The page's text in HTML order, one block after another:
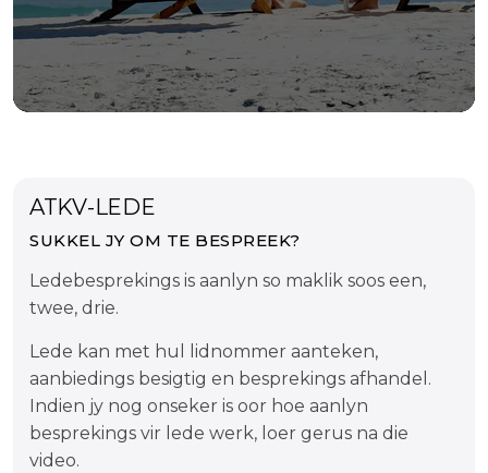
ATKV-LEDE
SUKKEL JY OM TE BESPREEK?
Ledebesprekings is aanlyn so maklik soos een,
twee, drie.
Lede kan met hul lidnommer aanteken,
aanbiedings besigtig en besprekings afhandel.
Indien jy nog onseker is oor hoe aanlyn
besprekings vir lede werk, loer gerus na die
video.